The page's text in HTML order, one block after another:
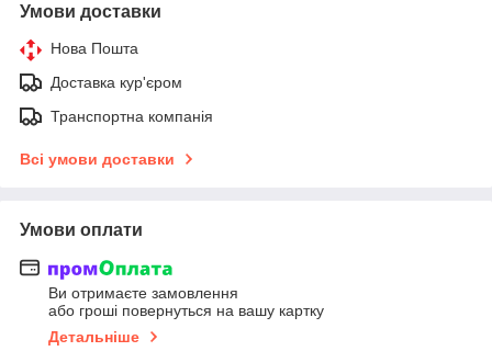
Умови доставки
Нова Пошта
Доставка кур'єром
Транспортна компанія
Всі умови доставки
Умови оплати
Ви отримаєте замовлення
або гроші повернуться на вашу картку
Детальніше